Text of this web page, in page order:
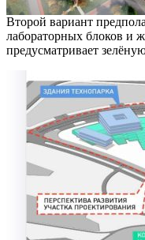
Второй вариант
лабораторных блоков и
предусматривает